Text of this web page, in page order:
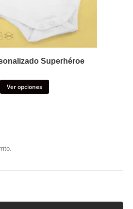
Superhéroe
Ver opciones